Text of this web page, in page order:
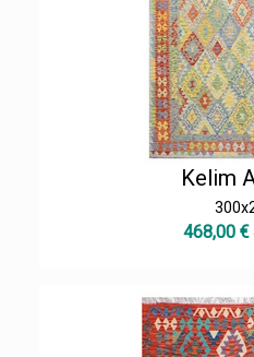
Kelim
468,00 €